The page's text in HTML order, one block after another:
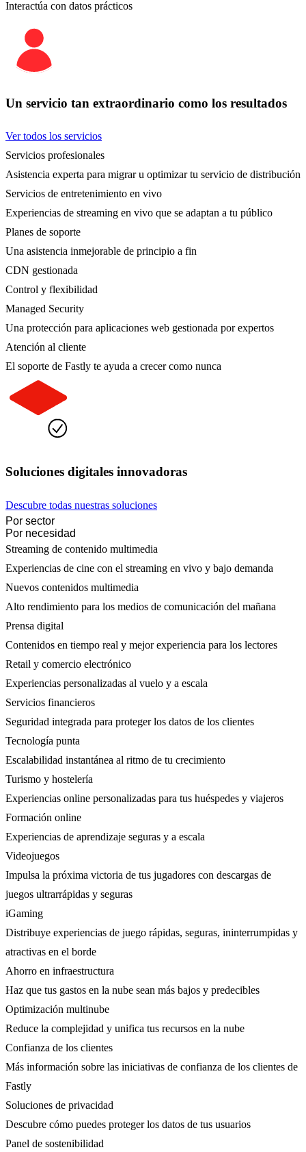
Interactúa con datos prácticos
Un servicio tan extraordinario como los resultados
Ver todos los servicios
Servicios profesionales
Asistencia experta para migrar u optimizar tu servicio de distribución
Servicios de entretenimiento en vivo
Experiencias de streaming en vivo que se adaptan a tu público
Planes de soporte
Una asistencia inmejorable de principio a fin
CDN gestionada
Control y flexibilidad
Managed Security
Una protección para aplicaciones web gestionada por expertos
Atención al cliente
El soporte de Fastly te ayuda a crecer como nunca
Soluciones digitales innovadoras
Descubre todas nuestras soluciones
Por sector
Por necesidad
Streaming de contenido multimedia
Experiencias de cine con el streaming en vivo y bajo demanda
Nuevos contenidos multimedia
Alto rendimiento para los medios de comunicación del mañana
Prensa digital
Contenidos en tiempo real y mejor experiencia para los lectores
Retail y comercio electrónico
Experiencias personalizadas al vuelo y a escala
Servicios financieros
Seguridad integrada para proteger los datos de los clientes
Tecnología punta
Escalabilidad instantánea al ritmo de tu crecimiento
Turismo y hostelería
Experiencias online personalizadas para tus huéspedes y viajeros
Formación online
Experiencias de aprendizaje seguras y a escala
Videojuegos
Impulsa la próxima victoria de tus jugadores con descargas de
juegos ultrarrápidas y seguras
iGaming
Distribuye experiencias de juego rápidas, seguras, ininterrumpidas y
atractivas en el borde
Ahorro en infraestructura
Haz que tus gastos en la nube sean más bajos y predecibles
Optimización multinube
Reduce la complejidad y unifica tus recursos en la nube
Confianza de los clientes
Más información sobre las iniciativas de confianza de los clientes de
Fastly
Soluciones de privacidad
Descubre cómo puedes proteger los datos de tus usuarios
Panel de sostenibilidad